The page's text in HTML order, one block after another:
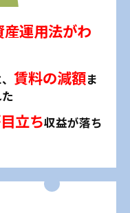
産運用法がわ
賃料の減額ま
立ち収益が落ち